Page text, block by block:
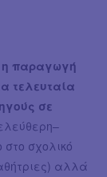
η παραγωγή
τελευταία
σε
σχολικό
αλλά